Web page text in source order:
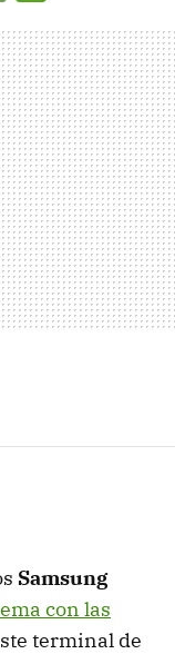
Samsung
con las
terminal de